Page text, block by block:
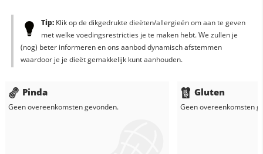
Tip:Klik op de dikgedrukte dieëten/allergieën om aan te geven
met welke voedingsrestricties je te maken hebt. We zullen je
(nog) beter informeren en ons aanbod dynamisch afstemmen
waardoor je je dieët gemakkelijk kunt aanhouden.
Pinda
Geen overeenkomsten gevonden.
Gluten
Geen overeenkomsten